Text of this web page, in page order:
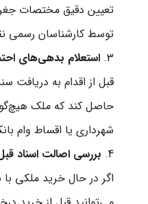
تعیین دقیق مختصات
توسط کارشناسان رسمی
استعلام بدهی‌های
قبل از اقدام به دریافت
حاصل کند که ملک
شهرداری یا اقساط وام
بررسی اصالت اسناد
اگر در حال خرید ملکی